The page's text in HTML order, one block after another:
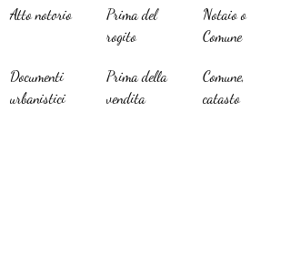
Atto notorio
Prima del
rogito
Notaio o
Comune
Documenti
urbanistici
Prima della
vendita
Comune,
catasto